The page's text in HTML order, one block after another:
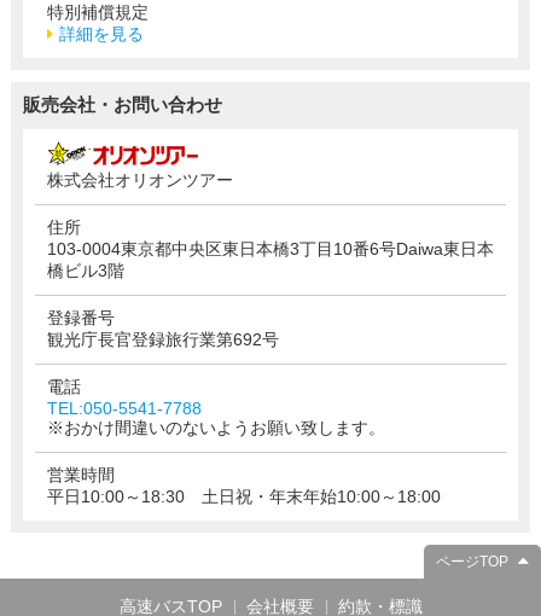
特別補償規定
詳細を見る
販売会社・お問い合わせ
株式会社オリオンツアー
住所
103-0004東京都中央区東日本橋3丁目10番6号Daiwa東日本
橋ビル3階
登録番号
観光庁長官登録旅行業第692号
電話
TEL:050-5541-7788
※おかけ間違いのないようお願い致します。
営業時間
平日10:00～18:30 土日祝・年末年始10:00～18:00
ページTOP
高速バスTOP 会社概要 約款・標識